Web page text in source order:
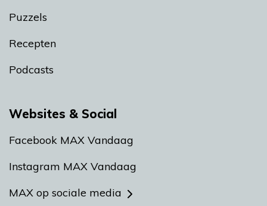
Puzzels
Recepten
Podcasts
Websites & Social
Facebook MAX Vandaag
Instagram MAX Vandaag
MAX op sociale media